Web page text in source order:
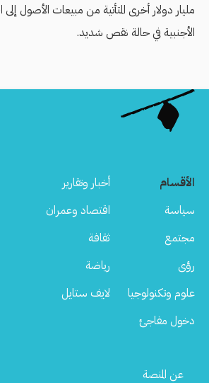
مليار دولار أخرى المتأتية من مبيعات الأصول
الأجنبية في حالة نقص شديد.
الأقسام
أخبار وتقارير
سياسة
اقتصاد وعمران
مجتمع
ثقافة
رؤى
رياضة
علوم وتكنولوجيا
لايف ستايل
دخول مفاجئ
Footer
عن المنصة